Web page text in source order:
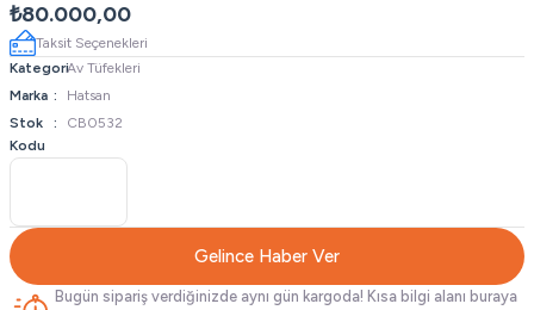
₺80.000,00
Taksit Seçenekleri
KategoriAv Tüfekleri
Marka
Hatsan
Stok
Kodu
CB0532
Gelince Haber Ver
Bugün sipariş verdiğinizde aynı gün kargoda! Kısa bilgi alanı buraya